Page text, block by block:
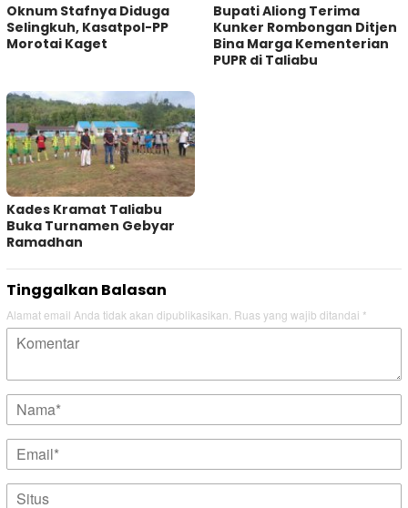
Oknum Stafnya Diduga
Selingkuh, Kasatpol-PP
Morotai Kaget
Bupati Aliong Terima
Kunker Rombongan Ditjen
Bina Marga Kementerian
PUPR di Taliabu
Kades Kramat Taliabu
Buka Turnamen Gebyar
Ramadhan
Tinggalkan Balasan
Alamat email Anda tidak akan dipublikasikan. Ruas yang wajib ditandai *